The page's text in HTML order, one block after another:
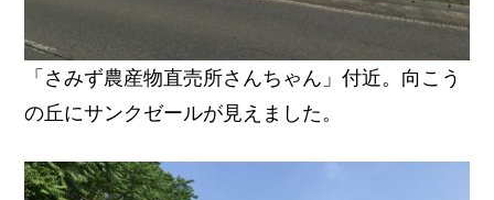
「さみず農産物直売所さんちゃん」付近。向こう
の丘にサンクゼールが見えました。